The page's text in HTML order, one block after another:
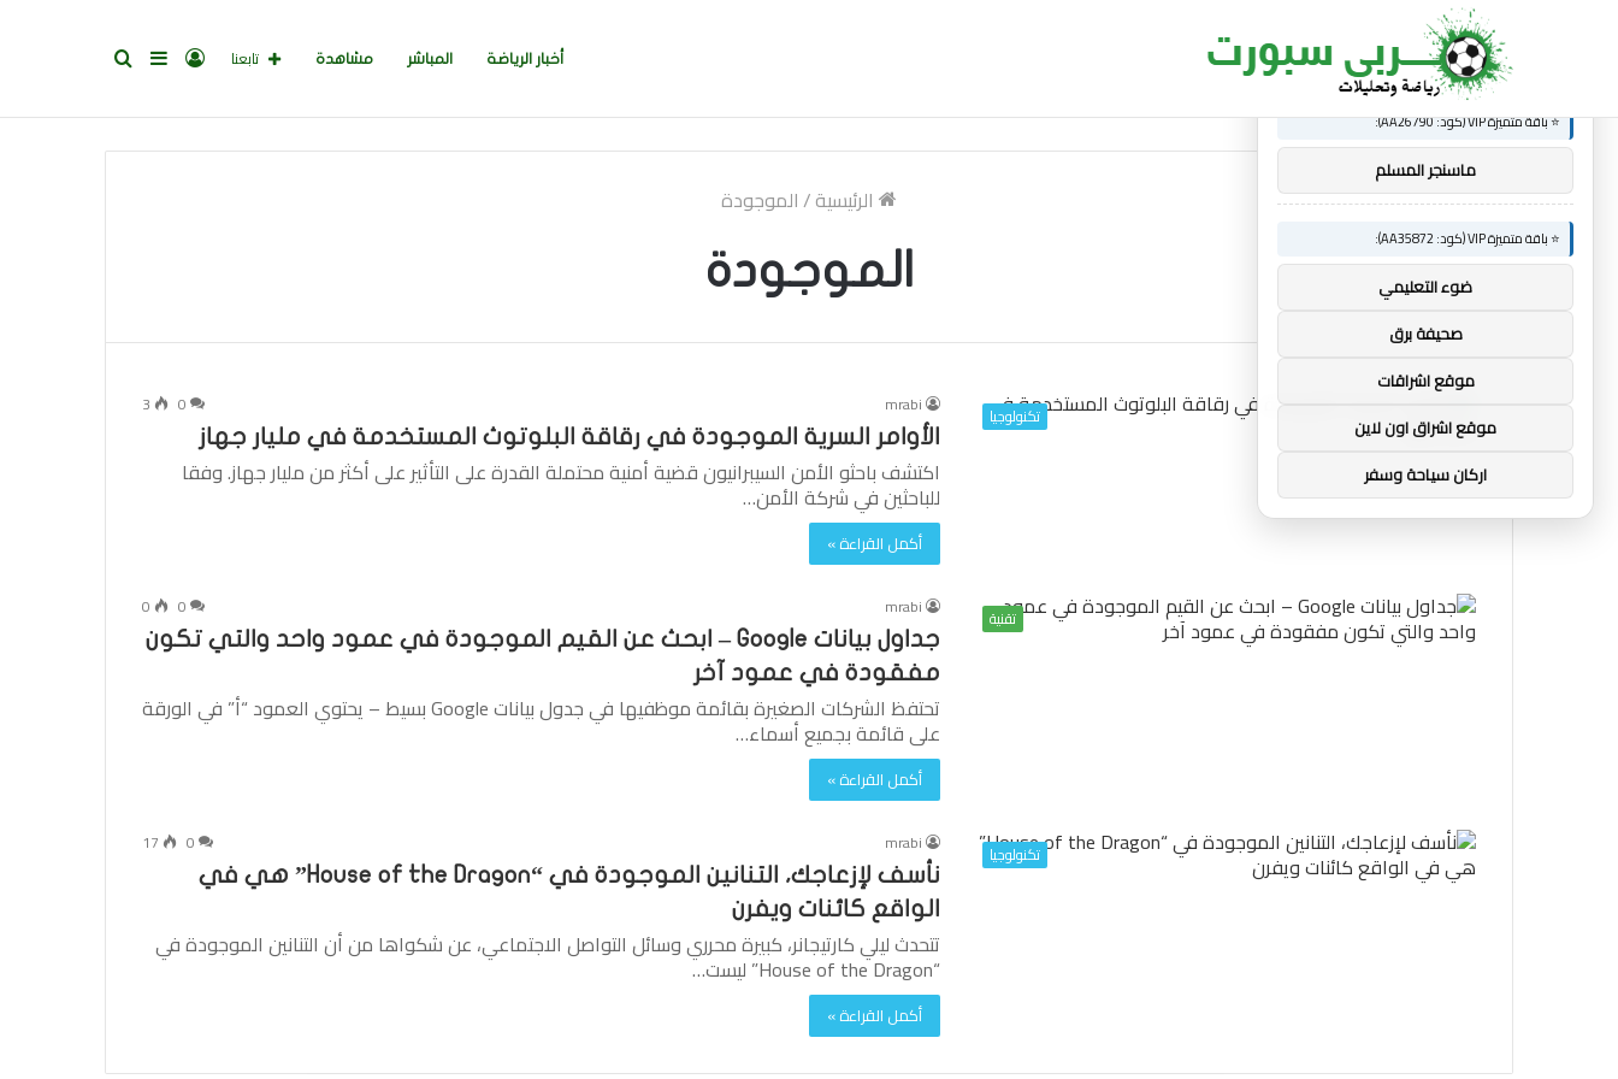
أخبار الرياضة المباشر مشاهدة بحثإضافةتسجيل
تابعنا
الجديد
ساندرو تونالي: أقنعه مدرب توتنهام روبرتو دي زيربي بسرعة بالتوقيع
الرئيسية/الموجودة
الموجودة
تكنولوجيا mrabi
0
3
الأوامر السرية الموجودة في رقاقة البلوتوث المستخدمة في مليار جهاز
اكتشف باحثو الأمن السيبرانيون قضية أمنية محتملة القدرة على التأثير على أكثر من مليار جهاز. وفقا
للباحثين في شركة الأمن…
أكمل القراءة »
تقنية mrabi
0
0
جداول بيانات Google – ابحث عن القيم الموجودة في عمود واحد والتي تكون
مفقودة في عمود آخر
تحتفظ الشركات الصغيرة بقائمة موظفيها في جدول بيانات Google بسيط – يحتوي العمود “أ” في الورقة
على قائمة بجميع أسماء…
أكمل القراءة »
تكنولوجيا mrabi
0
17
نأسف لإزعاجك، التنانين الموجودة في “House of the Dragon” هي في
الواقع كائنات ويفرن
تتحدث ليلي كارتيجانر، كبيرة محرري وسائل التواصل الاجتماعي، عن شكواها من أن التنانين الموجودة في
“House of the Dragon” ليست…
أكمل القراءة »
🚀 توصيات : ×
⭐ باقة متميزة VIP (كود: AA26790):
ماسنجر المسلم
⭐ باقة متميزة VIP (كود: AA35872):
ضوء التعليمي
صحيفة برق
موقع اشراقات
موقع اشراق اون لاين
اركان سياحة وسفر